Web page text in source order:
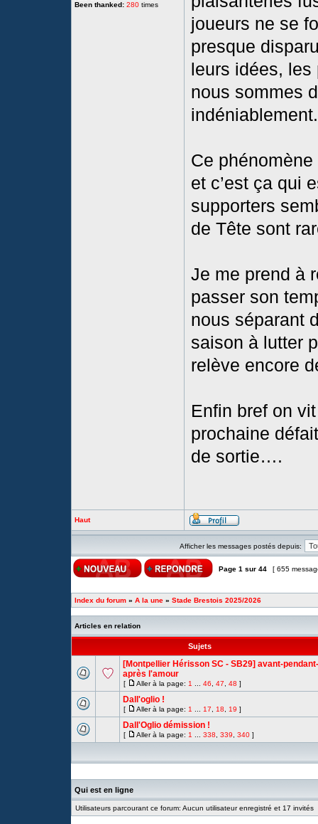
Been thanked: 280 times
joueurs ne se
presque
leurs idées,
nous sommes
indéniablement.
Ce
et c’est ça qui
supporters
de Tête sont
Je me prend à
passer son
nous séparant
saison à lutter
relève encore
Enfin bref on
prochaine
de sortie….
Haut
Afficher les messages postés depuis:
Page 1 sur 44 [ 655
Index du forum » A la une » Stade Brestois 2025/2026
Articles en relation
Sujets
[Montpellier Hérisson SC - SB29] avant-pendant-
après l'amour
[ Aller à la page: 1 46 47 48 ]
Dall'oglio !
[ Aller à la page: 1 17 18 19 ]
Dall'Oglio démission !
[ Aller à la page: 1 338 339 340 ]
Qui est en ligne
Utilisateurs parcourant ce forum: Aucun utilisateur enregistré et 17 invités